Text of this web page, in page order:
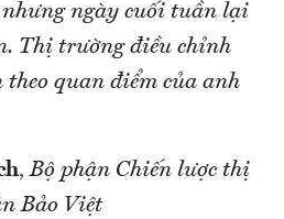
ngày cuối tuần lại
Thị trường điều chỉnh
quan điểm của anh
,Bộ phận Chiến lược thị
Bảo Việt